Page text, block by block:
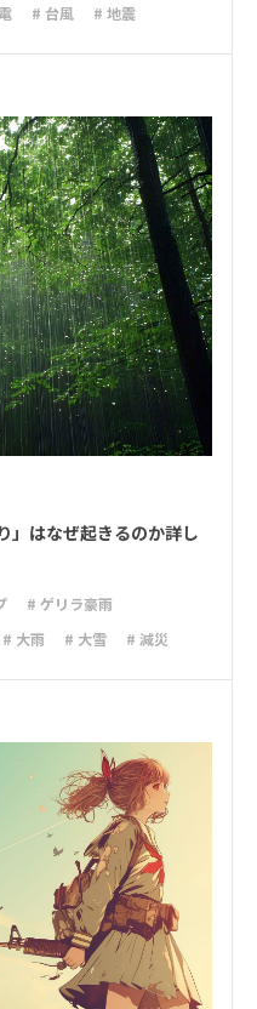
# 台風
# 地震
」はなぜ起きるのか詳し
# ゲリラ豪雨
# 大雨 # 大雪
# 減災